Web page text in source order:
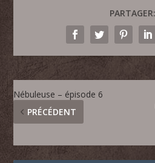
PARTAGER:
Nébuleuse – épisode 6
PRÉCÉDENT